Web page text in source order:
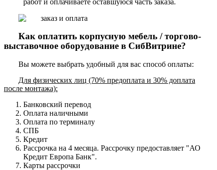
работ и оплачиваете оставшуюся часть заказа.
Как оплатить корпусную мебель / торгово-
выставочное оборудование в СибВитрине?
Вы можете выбрать удобный для вас способ оплаты:
Для физических лиц (70% предоплата и 30% доплата
после монтажа):
Банковский перевод
Оплата наличными
Оплата по терминалу
СПБ
Кредит
Рассрочка на 4 месяца. Рассрочку предоставляет "АО
Кредит Европа Банк".
Карты рассрочки